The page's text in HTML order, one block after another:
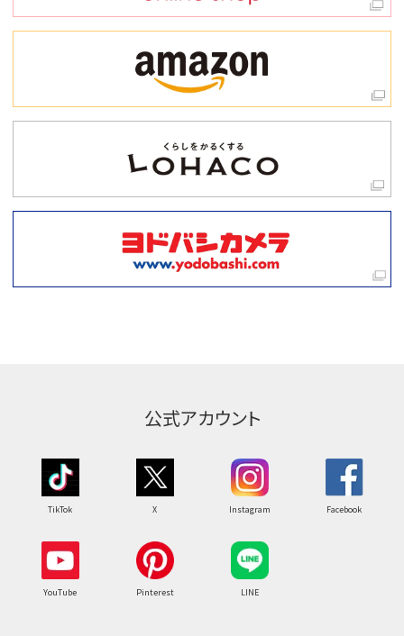
公式アカウント
TikTok X Instagram Facebook
YouTube Pinterest LINE